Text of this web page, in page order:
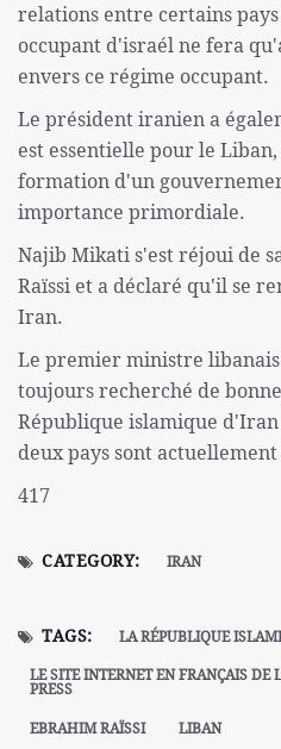
relations entre certains
occupant d'israél ne fera
envers ce régime occupant.
Le président iranien a
est essentielle pour le
formation d'un
importance primordiale.
Najib Mikati s'est réjoui de
Raïssi et a déclaré qu'il se
Iran.
Le premier ministre
toujours recherché de
République islamique
deux pays sont
417
CATEGORY: IRAN
TAGS:
LA RÉPUBLIQUE
LE SITE INTERNET EN FRANÇAIS DE
PRESS
EBRAHIM RAÏSSI
LIBAN